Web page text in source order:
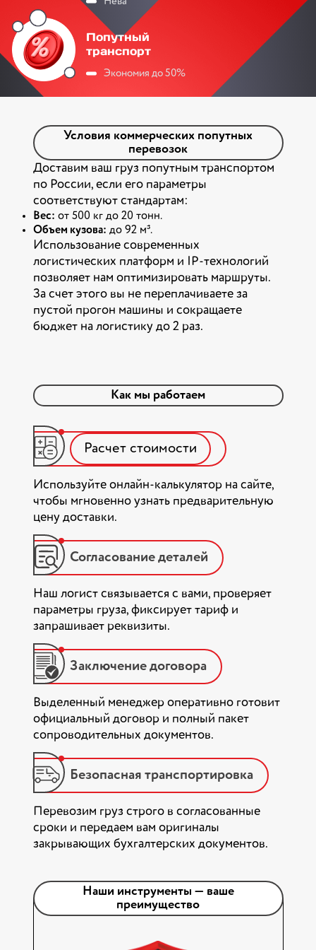
Попутный
транспорт
Экономия до 50%
Условия коммерческих попутных
перевозок
Доставим ваш груз попутным транспортом
по России, если его параметры
соответствуют стандартам:
Вес: от 500 кг до 20 тонн.
Объем кузова: до 92 м³.
Использование современных
логистических платформ и IP-технологий
позволяет нам оптимизировать маршруты.
За счет этого вы не переплачиваете за
пустой прогон машины и сокращаете
бюджет на логистику до 2 раз.
Как мы работаем
Расчет стоимости
Используйте онлайн-калькулятор на сайте,
чтобы мгновенно узнать предварительную
цену доставки.
Согласование деталей
Наш логист связывается с вами, проверяет
параметры груза, фиксирует тариф и
запрашивает реквизиты.
Заключение договора
Выделенный менеджер оперативно готовит
официальный договор и полный пакет
сопроводительных документов.
Безопасная транспортировка
Перевозим груз строго в согласованные
сроки и передаем вам оригиналы
закрывающих бухгалтерских документов.
Наши инструменты — ваше
преимущество